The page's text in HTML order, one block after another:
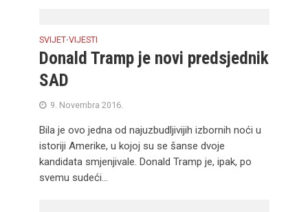
SVIJET•VIJESTI
Donald Tramp je novi predsjednik
SAD
9. Novembra 2016.
Bila je ovo jedna od najuzbudljivijih izbornih noći u
istoriji Amerike, u kojoj su se šanse dvoje
kandidata smjenjivale. Donald Tramp je, ipak, po
svemu sudeći...